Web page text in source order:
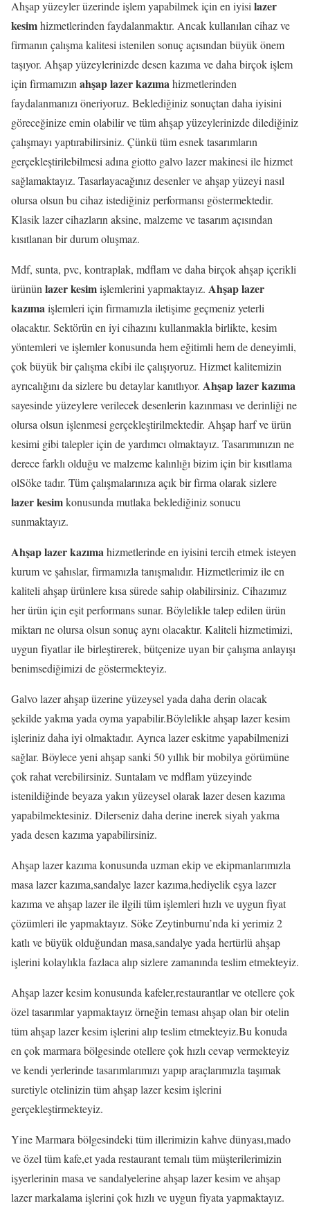
Ahşap yüzeyler üzerinde işlem yapabilmek için en iyisi lazer
kesimhizmetlerinden faydalanmaktır. Ancak kullanılan cihaz ve
firmanın çalışma kalitesi istenilen sonuç açısından büyük önem
taşıyor. Ahşap yüzeylerinizde desen kazıma ve daha birçok işlem
için firmamızın ahşap lazer kazımahizmetlerinden
faydalanmanızı öneriyoruz. Beklediğiniz sonuçtan daha iyisini
göreceğinize emin olabilir ve tüm ahşap yüzeylerinizde dilediğiniz
çalışmayı yaptırabilirsiniz. Çünkü tüm esnek tasarımların
gerçekleştirilebilmesi adına giotto galvo lazer makinesi ile hizmet
sağlamaktayız. Tasarlayacağınız desenler ve ahşap yüzeyi nasıl
olursa olsun bu cihaz istediğiniz performansı göstermektedir.
Klasik lazer cihazların aksine, malzeme ve tasarım açısından
kısıtlanan bir durum oluşmaz.
Mdf, sunta, pvc, kontraplak, mdflam ve daha birçok ahşap içerikli
ürünün lazer kesimişlemlerini yapmaktayız. Ahşaplazer
kazımaişlemleri için firmamızla iletişime geçmeniz yeterli
olacaktır. Sektörün en iyi cihazını kullanmakla birlikte, kesim
yöntemleri ve işlemler konusunda hem eğitimli hem de deneyimli,
çok büyük bir çalışma ekibi ile çalışıyoruz. Hizmet kalitemizin
ayrıcalığını da sizlere bu detaylar kanıtlıyor. Ahşap lazer kazıma
sayesinde yüzeylere verilecek desenlerin kazınması ve derinliği ne
olursa olsun işlenmesi gerçekleştirilmektedir. Ahşap harf ve ürün
kesimi gibi talepler için de yardımcı olmaktayız. Tasarımınızın ne
derece farklı olduğu ve malzeme kalınlığı bizim için bir kısıtlama
olSöke tadır. Tüm çalışmalarınıza açık bir firma olarak sizlere
lazer kesimkonusunda mutlaka beklediğiniz sonucu
sunmaktayız.
Ahşap lazer kazımahizmetlerinde en iyisini tercih etmek isteyen
kurum ve şahıslar, firmamızla tanışmalıdır. Hizmetlerimiz ile en
kaliteli ahşap ürünlere kısa sürede sahip olabilirsiniz. Cihazımız
her ürün için eşit performans sunar. Böylelikle talep edilen ürün
miktarı ne olursa olsun sonuç aynı olacaktır. Kaliteli hizmetimizi,
uygun fiyatlar ile birleştirerek, bütçenize uyan bir çalışma anlayışı
benimsediğimizi de göstermekteyiz.
Galvo lazer ahşap üzerine yüzeysel yada daha derin olacak
şekilde yakma yada oyma yapabilir.Böylelikle ahşap lazer kesim
işleriniz daha iyi olmaktadır. Ayrıca lazer eskitme yapabilmenizi
sağlar. Böylece yeni ahşap sanki 50 yıllık bir mobilya görümüne
çok rahat verebilirsiniz. Suntalam ve mdflam yüzeyinde
istenildiğinde beyaza yakın yüzeysel olarak lazer desen kazıma
yapabilmektesiniz. Dilerseniz daha derine inerek siyah yakma
yada desen kazıma yapabilirsiniz.
Ahşap lazer kazıma konusunda uzman ekip ve ekipmanlarımızla
masa lazer kazıma,sandalye lazer kazıma,hediyelik eşya lazer
kazıma ve ahşap lazer ile ilgili tüm işlemleri hızlı ve uygun fiyat
çözümleri ile yapmaktayız. Söke Zeytinburnu’nda ki yerimiz 2
katlı ve büyük olduğundan masa,sandalye yada hertürlü ahşap
işlerini kolaylıkla fazlaca alıp sizlere zamanında teslim etmekteyiz.
Ahşap lazer kesim konusunda kafeler,restaurantlar ve otellere çok
özel tasarımlar yapmaktayız örneğin teması ahşap olan bir otelin
tüm ahşap lazer kesim işlerini alıp teslim etmekteyiz.Bu konuda
en çok marmara bölgesinde otellere çok hızlı cevap vermekteyiz
ve kendi yerlerinde tasarımlarımızı yapıp araçlarımızla taşımak
suretiyle otelinizin tüm ahşap lazer kesim işlerini
gerçekleştirmekteyiz.
Yine Marmara bölgesindeki tüm illerimizin kahve dünyası,mado
ve özel tüm kafe,et yada restaurant temalı tüm müşterilerimizin
işyerlerinin masa ve sandalyelerine ahşap lazer kesim ve ahşap
lazer markalama işlerini çok hızlı ve uygun fiyata yapmaktayız.